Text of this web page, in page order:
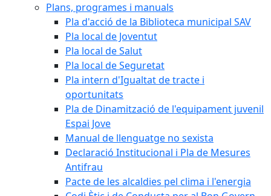
Plans, programes i manuals
Pla d'acció de la Biblioteca municipal SAV
Pla local de Joventut
Pla local de Salut
Pla local de Seguretat
Pla intern d'Igualtat de tracte i
oportunitats
Pla de Dinamització de l'equipament juvenil
Espai Jove
Manual de llenguatge no sexista
Declaració Institucional i Pla de Mesures
Antifrau
Pacte de les alcaldies pel clima i l'energia